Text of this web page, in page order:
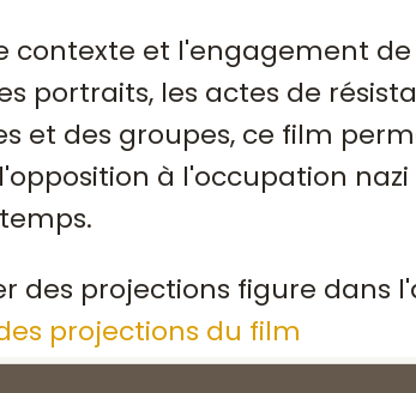
contexte et l'engagement de
portraits, les actes de
et des groupes, ce film
à l'occupation
des projections figure dans
projections du film